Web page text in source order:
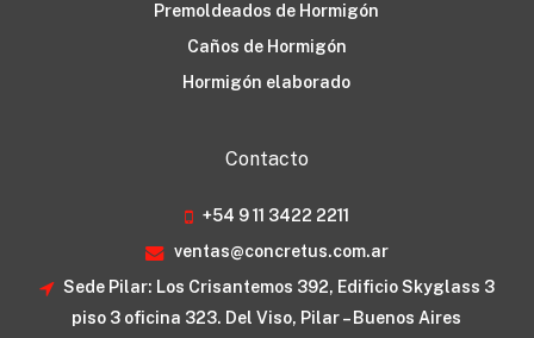
Premoldeados de Hormigón
Caños de Hormigón
Hormigón elaborado
Contacto
+54 9 11 3422 2211
ventas@concretus.com.ar
Sede Pilar: Los Crisantemos 392, Edificio Skyglass 3
piso 3 oficina 323. Del Viso, Pilar – Buenos Aires